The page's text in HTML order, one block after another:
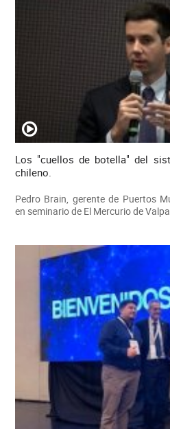
Los "cuellos de botella" del
chileno.
Pedro Brain, gerente de Puertos
en seminario de El Mercurio de